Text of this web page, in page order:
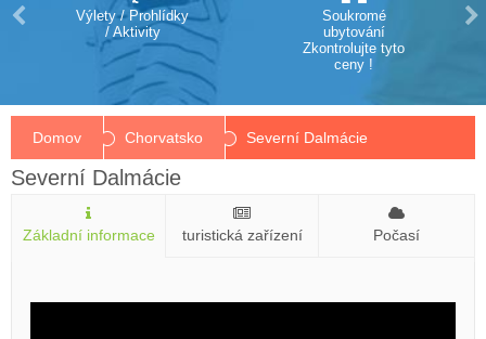
Výlety / Prohlídky
/ Aktivity
Soukromé
ubytování
Zkontrolujte tyto
ceny !
Domov Chorvatsko Severní Dalmácie
Severní Dalmácie
Základní informace turistická zařízení Počasí